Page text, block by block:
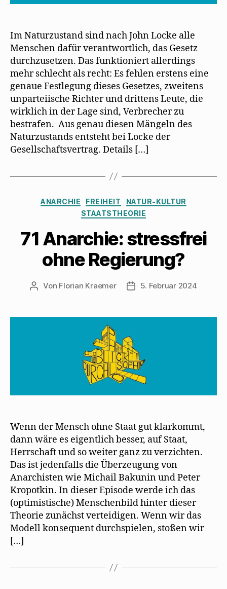
Im Naturzustand sind nach John Locke alle
Menschen dafür verantwortlich, das Gesetz
durchzusetzen. Das funktioniert allerdings
mehr schlecht als recht: Es fehlen erstens eine
genaue Festlegung dieses Gesetzes, zweitens
unparteiische Richter und drittens Leute, die
wirklich in der Lage sind, Verbrecher zu
bestrafen. Aus genau diesen Mängeln des
Naturzustands entsteht bei Locke der
Gesellschaftsvertrag. Details […]
Kategorien
ANARCHIE FREIHEIT
NATUR-KULTUR
STAATSTHEORIE
71 Anarchie: stressfrei
ohne Regierung?
Beitragsautor
Von Florian Kraemer Veröffentlichungsdatum
5. Februar 2024
Wenn der Mensch ohne Staat gut klarkommt,
dann wäre es eigentlich besser, auf Staat,
Herrschaft und so weiter ganz zu verzichten.
Das ist jedenfalls die Überzeugung von
Anarchisten wie Michail Bakunin und Peter
Kropotkin. In dieser Episode werde ich das
(optimistische) Menschenbild hinter dieser
Theorie zunächst verteidigen. Wenn wir das
Modell konsequent durchspielen, stoßen wir
[…]